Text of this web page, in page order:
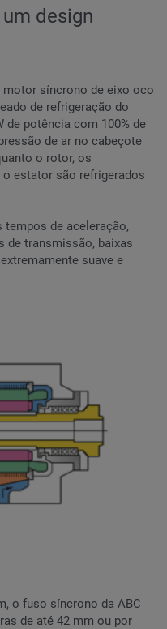
design
motor síncrono de eixo oco
de refrigeração do
de potência com 100% de
de ar no cabeçote
o rotor, os
estator são refrigerados
de aceleração,
de transmissão, baixas
suave e
o fuso síncrono da ABC
de até 42 mm ou por